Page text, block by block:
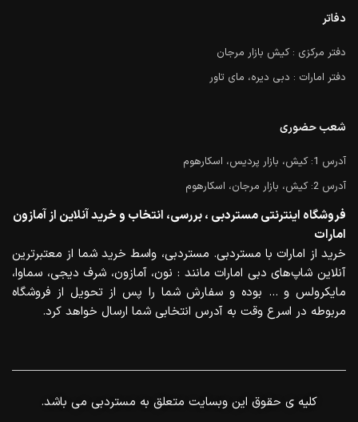
دفاتر
دفتر مرکزی : کیش بازار مرجان
دفتر امارات : دبی دیره، مای تاور
شعب حضوری
آدرس 1: کیش، بازار پردیس، اسکارهوم
آدرس 2: کیش، بازار مرجان، اسکارهوم
فروشگاه اینترنتی مستردبی ، بررسی، انتخاب و خرید آنلاین از آمازون
امارات
خرید از امارات با مستردبی. مستردبی، واسط خرید شما از معتبرترین
آنلاین شاپ‌های دبی امارات مانند : نون، آمازون، شرف دیجی، سماوا،
مایکرولس و … بوده و سفارش شما را پس از تحویل از فروشگاه
مربوطه در اسرع وقت به آدرس انتخابی شما ارسال خواهد کرد.
.کلیه ی حقوق این وبسایت متعلق به مستردبی می باشد